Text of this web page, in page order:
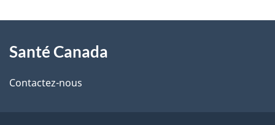
i
l
propos
de
Santé Canada
Contactez-nous